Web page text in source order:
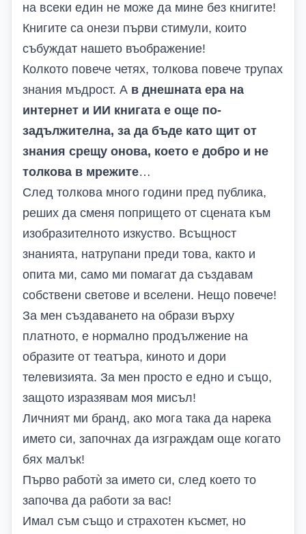
на всеки един не може да мине без книгите!
Книгите са онези първи стимули, които
събуждат нашето въображение!
Колкото повече четях, толкова повече трупах
знания мъдрост. А в днешната ера на
интернет и ИИ книгата е още по-
задължителна, за да бъде като щит от
знания срещу онова, което е добро и не
толкова в мрежите…
След толкова много години пред публика,
реших да сменя попрището от сцената към
изобразителното изкуство. Всъщност
знанията, натрупани преди това, както и
опита ми, само ми помагат да създавам
собствени светове и вселени. Нещо повече!
За мен създаването на образи върху
платното, е нормално продължение на
образите от театъра, киното и дори
телевизията. За мен просто е едно и също,
защото изразявам моя мисъл!
Личният ми бранд, ако мога така да нарека
името си, започнах да изграждам още когато
бях малък!
Първо работѝ за името си, след което то
започва да работи за вас!
Имал съм също и страхотен късмет, но